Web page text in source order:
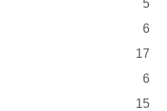
5
6
17
6
15